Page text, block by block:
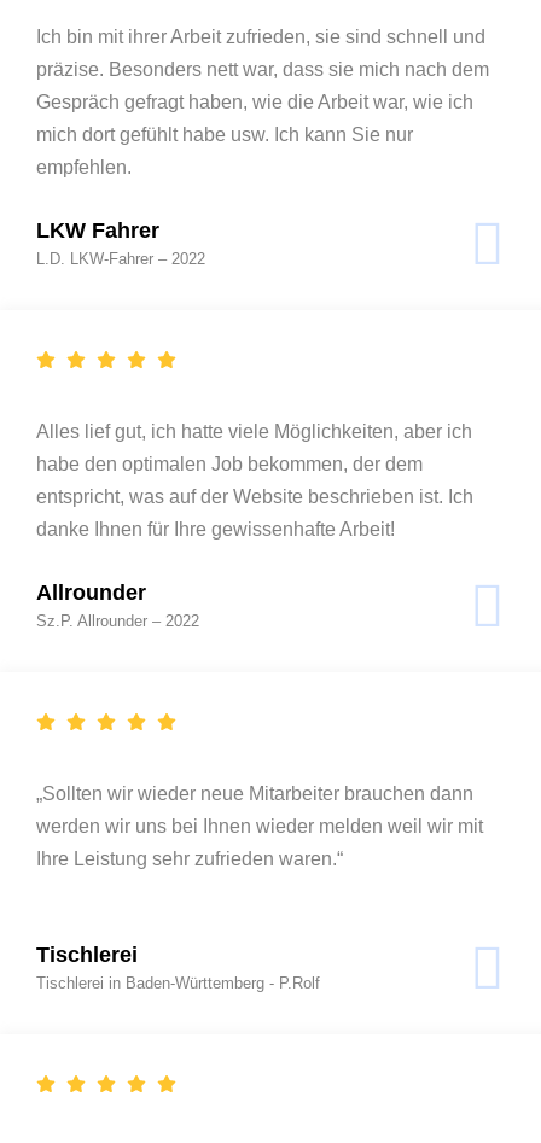
Ich bin mit ihrer Arbeit zufrieden, sie sind schnell und
präzise. Besonders nett war, dass sie mich nach dem
Gespräch gefragt haben, wie die Arbeit war, wie ich
mich dort gefühlt habe usw. Ich kann Sie nur
empfehlen.
LKW Fahrer
L.D. LKW-Fahrer – 2022
Alles lief gut, ich hatte viele Möglichkeiten, aber ich
habe den optimalen Job bekommen, der dem
entspricht, was auf der Website beschrieben ist. Ich
danke Ihnen für Ihre gewissenhafte Arbeit!
Allrounder
Sz.P. Allrounder – 2022
„Sollten wir wieder neue Mitarbeiter brauchen dann
werden wir uns bei Ihnen wieder melden weil wir mit
Ihre Leistung sehr zufrieden waren.“
Tischlerei
Tischlerei in Baden-Württemberg - P.Rolf